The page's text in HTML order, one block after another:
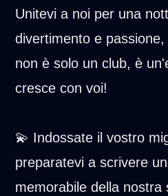
Unitevi a noi per una
divertimento e
non è solo un club, è
cresce con voi!
💫 Indossate il vostro
preparatevi a scrivere
memorabile della nostra